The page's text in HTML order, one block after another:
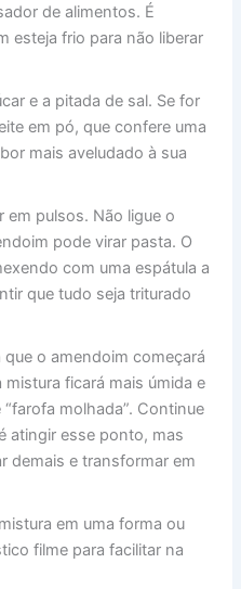
de alimentos. É
esteja frio para não liberar
e a pitada de sal. Se for
em pó, que confere uma
mais aveludado à sua
em pulsos. Não ligue o
pode virar pasta. O
com uma espátula a
que tudo seja triturado
o amendoim começará
ficará mais úmida e
molhada”. Continue
atingir esse ponto, mas
demais e transformar em
em uma forma ou
filme para facilitar na